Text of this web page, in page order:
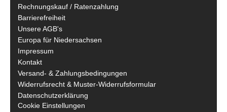
Rechnungskauf / Ratenzahlung
Barrierefreiheit
Unsere AGB's
Europa für Niedersachsen
Impressum
Kontakt
Versand- & Zahlungsbedingungen
Widerrufsrecht & Muster-Widerrufsformular
Datenschutzerklärung
Cookie Einstellungen